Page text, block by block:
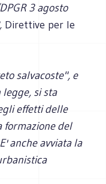
3 agosto
Direttive per le
salvacoste", e
legge, si sta
effetti delle
formazione del
anche avviata la